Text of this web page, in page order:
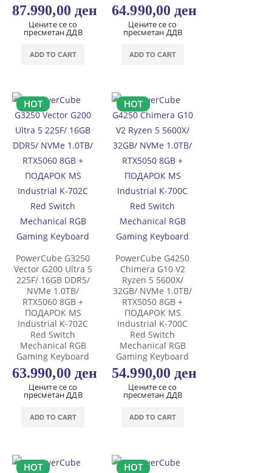
87.990,00 ден
Цените се со
пресметан ДДВ
ADD TO CART
64.990,00 ден
Цените се со
пресметан ДДВ
ADD TO CART
HOT
PowerCube G3250
Vector G200 Ultra 5
225F/ 16GB DDR5/
NVMe 1.0TB/
RTX5060 8GB +
ПОДАРОК MS
Industrial K-702C
Red Switch
Mechanical RGB
Gaming Keyboard
63.990,00 ден
Цените се со
пресметан ДДВ
ADD TO CART
HOT
PowerCube G4250
Chimera G10 V2
Ryzen 5 5600X/
32GB/ NVMe 1.0TB/
RTX5050 8GB +
ПОДАРОК MS
Industrial K-700C
Red Switch
Mechanical RGB
Gaming Keyboard
54.990,00 ден
Цените се со
пресметан ДДВ
ADD TO CART
HOT HOT